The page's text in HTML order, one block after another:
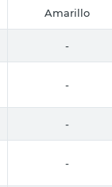
Amarillo
-
-
-
-